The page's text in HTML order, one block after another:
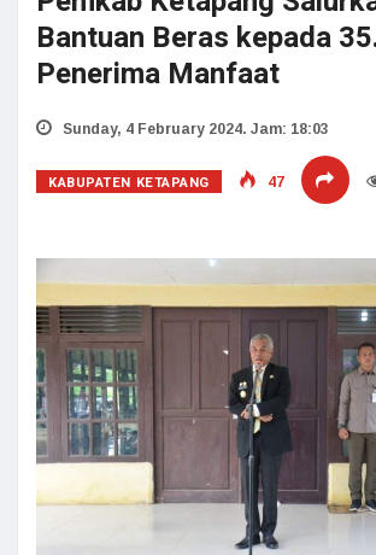
Bantuan Beras kepada
Penerima Manfaat
Sunday, 4 February 2024. Jam: 18:03
KABUPATEN KETAPANG 47